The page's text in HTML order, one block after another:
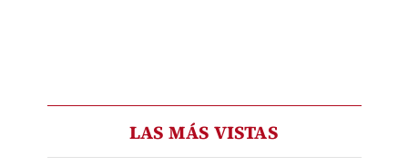
LAS MÁS VISTAS